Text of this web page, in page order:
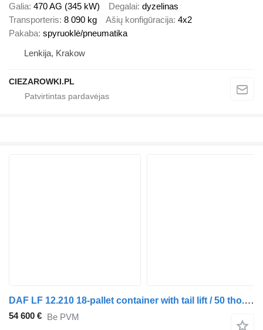
Galia 470 AG (345 kW) Degalai dyzelinas
Transporteris 8 090 kg Ašių konfigūracija 4x2
Pakaba spyruoklė/pneumatika
Lenkija, Krakow
CIEZAROWKI.PL
DAF LF 12.210 18-pallet container with tail lift / 50 tho. km / 2024
54 600 € Be PVM